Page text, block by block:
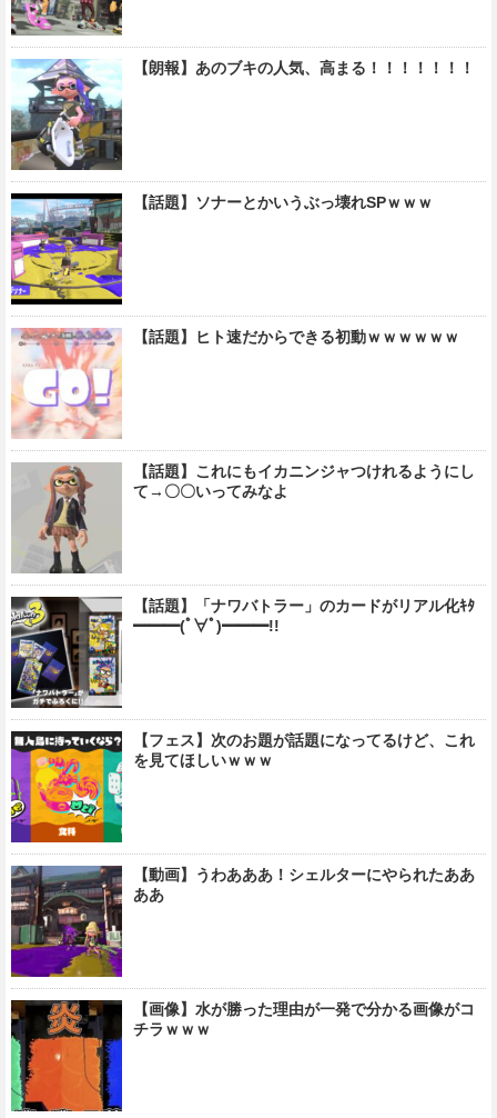
【朗報】あのブキの人気、高まる！！！！！！！
【話題】ソナーとかいうぶっ壊れSPｗｗｗ
【話題】ヒト速だからできる初動ｗｗｗｗｗｗ
【話題】これにもイカニンジャつけれるようにし
て→〇〇いってみなよ
【話題】「ナワバトラー」のカードがリアル化ｷﾀ
━━━(ﾟ∀ﾟ)━━━!!
【フェス】次のお題が話題になってるけど、これ
を見てほしいｗｗｗ
【動画】うわあああ！シェルターにやられたああ
ああ
【画像】水が勝った理由が一発で分かる画像がコ
チラｗｗｗ